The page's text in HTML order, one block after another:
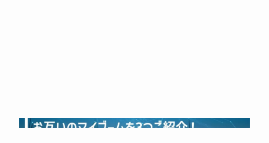
NOW PRINTING...